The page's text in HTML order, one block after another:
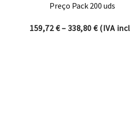
€ through 19,66 €
Preço Pack 200 uds
159,72€– 338,80€Price
(IVA